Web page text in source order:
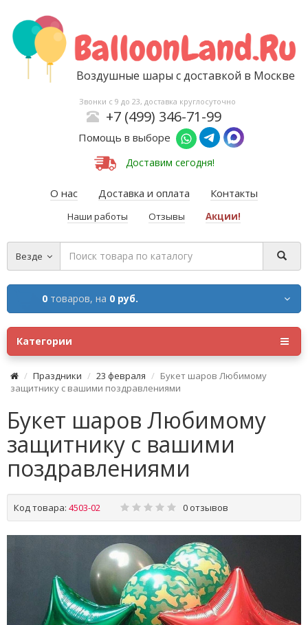
Воздушные шары с доставкой в Москве
Звонки с 9 до 23, доставка круглосуточно
+7 (499) 346-71-99
Помощь в выборе
Доставим сегодня!
О нас Доставка и оплата Контакты
Наши работы Отзывы Акции!
Везде
0 товаров, на 0 руб.
Категории
Праздники 23 февраля
Букет шаров Любимому
защитнику с вашими поздравлениями
Букет шаров Любимому
защитнику с вашими
поздравлениями
Код товара: 4503-02 0 отзывов